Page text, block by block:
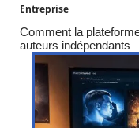
Entreprise
Comment la
auteurs indépendants